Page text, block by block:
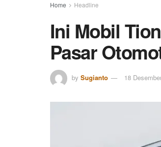
Home Headline
Ini Mobil
Pasar
by Sugianto 18